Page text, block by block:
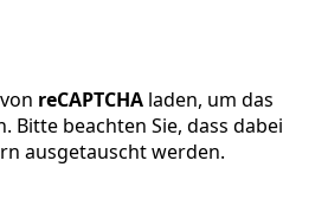
reCAPTCHA laden, um das
Bitte beachten Sie, dass dabei
ausgetauscht werden.